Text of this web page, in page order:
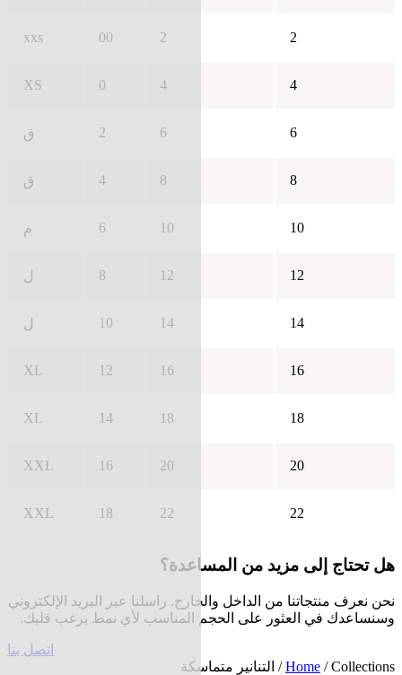
xxs 00 2 2
XS 0 4 4
ق 2 6 6
ق 4 8 8
م 6 10 10
ل 8 12 12
ل 10 14 14
XL 12 16 16
XL 14 18 18
XXL 16 20 20
XXL 18 22 22
هل تحتاج إلى مزيد من المساعدة؟
نحن نعرف منتجاتنا من الداخل والخارج. راسلنا عبر البريد الإلكتروني
وسنساعدك في العثور على الحجم المناسب لأي نمط يرغب قلبك.
اتصل بنا
Home / Collections / التنانير متماسكة